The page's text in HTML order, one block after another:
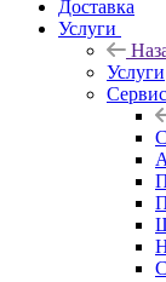
Доставка
Услуги
Услуги